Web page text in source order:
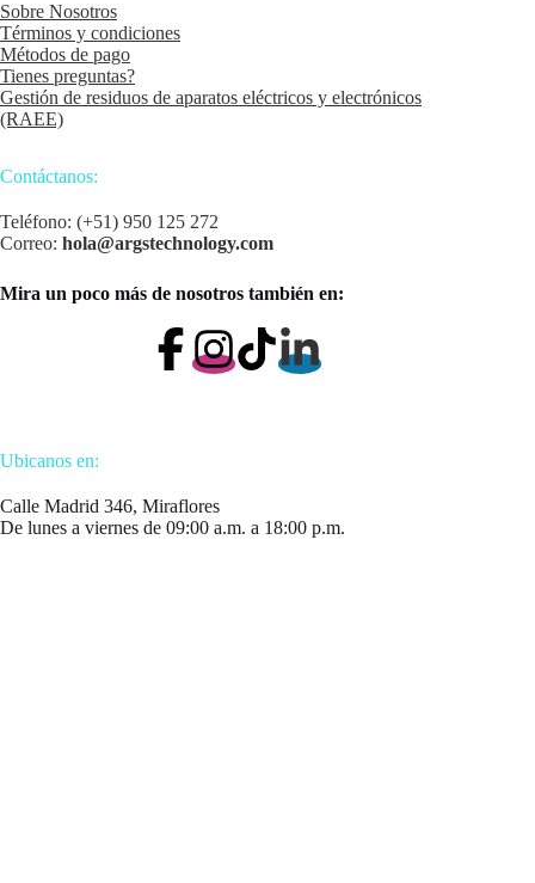
Sobre Nosotros
Términos y condiciones
Métodos de pago
Tienes preguntas?
Gestión de residuos de aparatos eléctricos y electrónicos
(RAEE)
Contáctanos:
Teléfono: (+51) 950 125 272
Correo: hola@argstechnology.com
Mira un poco más de nosotros también en:
Ubicanos en:
Calle Madrid 346, Miraflores
De lunes a viernes de 09:00 a.m. a 18:00 p.m.